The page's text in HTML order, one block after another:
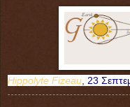
Hippolyte Fizeau 23